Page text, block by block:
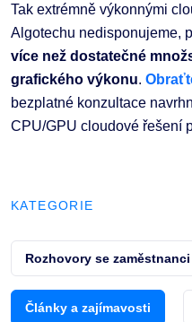
Tak extrémně výkonnými
Algotechu nedisponujeme,
více než dostatečné
grafického výkonu.
bezplatné konzultace
CPU/GPU cloudové řešení
KATEGORIE
Rozhovory se zaměstnanci
Články a zajímavosti